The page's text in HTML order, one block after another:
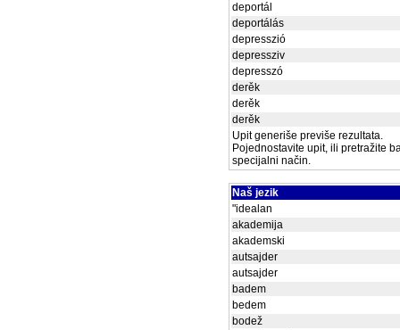
deportál
deportálás
depresszió
depressziv
depresszó
derěk
derěk
derěk
Upit generiše previše rezultata.
Pojednostavite upit, ili pretražite
specijalni način.
Naš jezik
"idealan
akademija
akademski
autsajder
autsajder
badem
bedem
bodež